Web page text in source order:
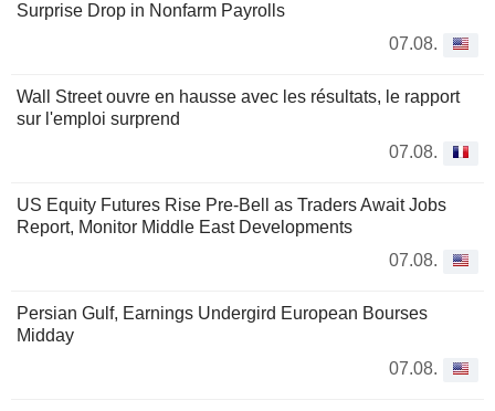
Surprise Drop in Nonfarm Payrolls
07.08.
Wall Street ouvre en hausse avec les résultats, le rapport
sur l'emploi surprend
07.08.
US Equity Futures Rise Pre-Bell as Traders Await Jobs
Report, Monitor Middle East Developments
07.08.
Persian Gulf, Earnings Undergird European Bourses
Midday
07.08.